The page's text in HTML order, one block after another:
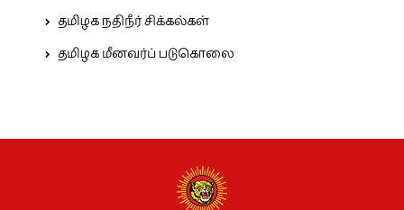
தமிழக நதிநீர் சிக்கல்கள்
தமிழக மீனவர்ப் படுகொலை